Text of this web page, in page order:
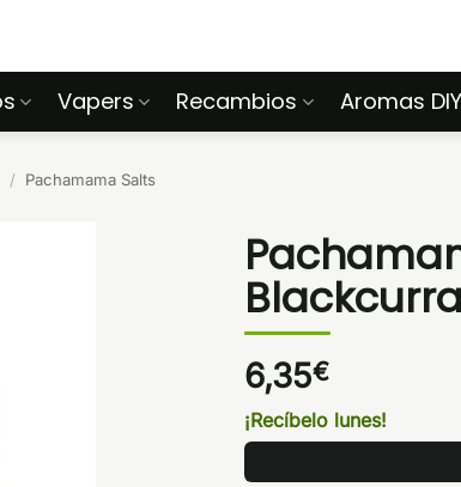
Vapers Recambios Aromas DIY
/ Pachamama Salts
6,35€
¡Recíbelo lunes!